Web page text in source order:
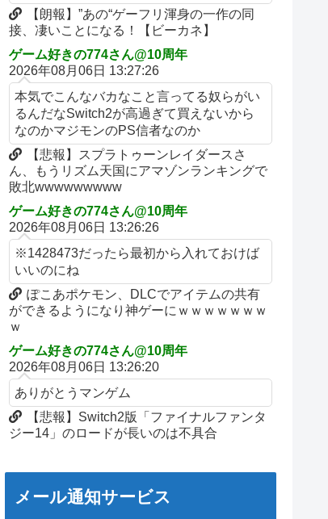
【朗報】”あの“ゲーフリ渾身の一作の同
接、凄いことになる！【ビーカネ】
ゲーム好きの774さん@10周年
2026年08月06日 13:27:26
本気でこんなバカなこと言ってる奴らがい
るんだなSwitch2が高過ぎて買えないから
なのかマジモンのPS信者なのか
【悲報】スプラトゥーンレイダースさ
ん、もうリズム天国にアマゾンランキングで
敗北wwwwwwwww
ゲーム好きの774さん@10周年
2026年08月06日 13:26:26
※1428473だったら最初から入れておけば
いいのにね
ぽこあポケモン、DLCでアイテムの共有
ができるようになり神ゲーにｗｗｗｗｗｗｗ
ｗ
ゲーム好きの774さん@10周年
2026年08月06日 13:26:20
ありがとうマンゲム
【悲報】Switch2版「ファイナルファンタ
ジー14」のロードが長いのは不具合
メール通知サービス